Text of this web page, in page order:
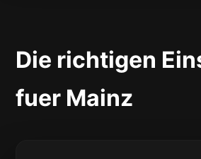
Die richtigen
fuer Mainz